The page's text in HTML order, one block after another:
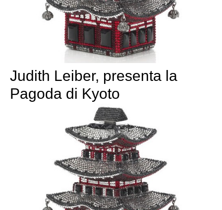
Judith Leiber, presenta la
Pagoda di Kyoto